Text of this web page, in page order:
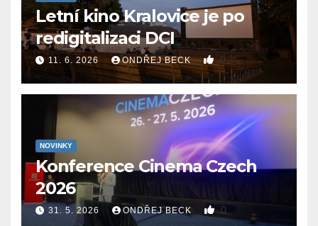
Letní kino Kralovice je po
redigitalizaci DCI
11. 6. 2026 ONDŘEJ BECK 0
NOVINKY
Konference Cinema Czech
2026
31. 5. 2026 ONDŘEJ BECK 0